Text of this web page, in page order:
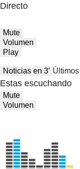
Directo
Mute
Volumen
Play
Noticias en 3′
Estas escuchando
Mute
Volumen